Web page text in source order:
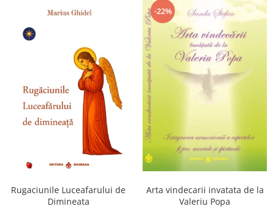
Rugaciunile Luceafarului de
Dimineata
-22%
Arta vindecarii invatata de la
Valeriu Popa